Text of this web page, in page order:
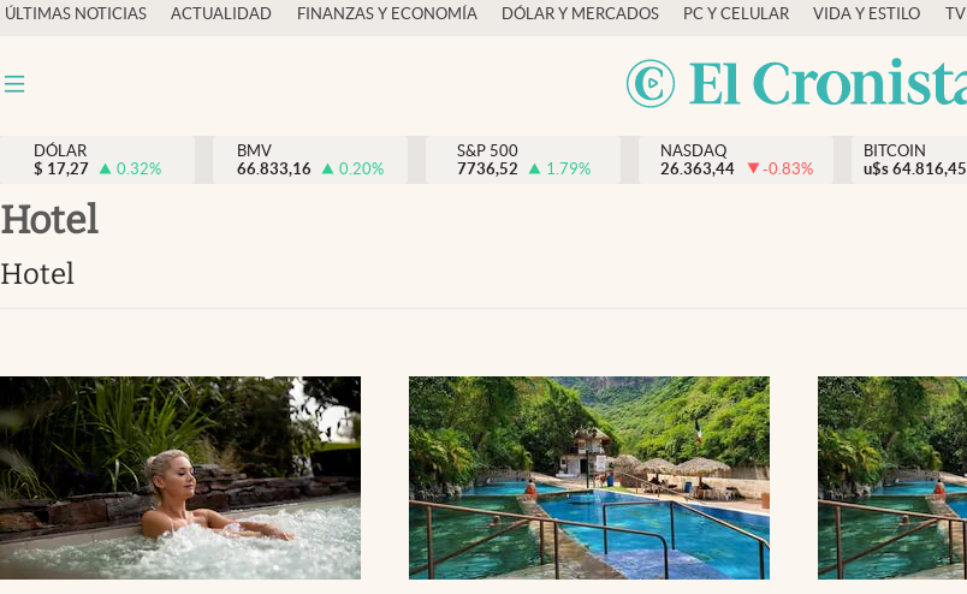
ÚLTIMAS NOTICIAS ACTUALIDAD FINANZAS Y ECONOMÍA DÓLAR Y MERCADOS PC Y CELULAR VIDA Y ESTILO TV
Opinión
Vida y estilo
Clima
Espiritualidad
abre en nueva pestaña
DÓLAR
$ 17,27 0.32%
BMV
66.833,16
0.20%
S&P 500
7736,52
1.79%
NASDAQ
26.363,44
-0.83%
BITCOIN
u$s 64.816,45
hotel
hotel